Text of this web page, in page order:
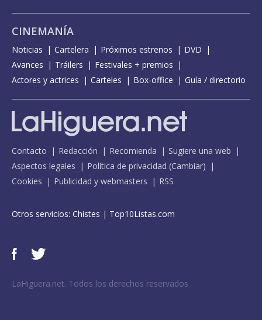
CINEMANÍA
Noticias Cartelera Próximos estrenos
DVD
Avances
Tráilers
Festivales + premios
Actores y actrices
Carteles Box-office Guía / directorio
Contacto Redacción Recomienda
Sugiere una web
Aspectos legales
Política de privacidad (Cambiar)
Cookies
Publicidad y webmasters RSS
Otros servicios: Chistes | Top10Listas.com
LaHiguera.net. Todos los derechos reservados